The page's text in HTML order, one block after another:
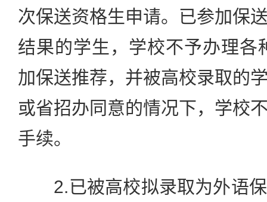
次保送资格生申请。已参加保
结果的学生，学校不予办理各
加保送推荐，并被高校录取的
或省招办同意的情况下，学校
手续。
2.已被高校拟录取为外语保